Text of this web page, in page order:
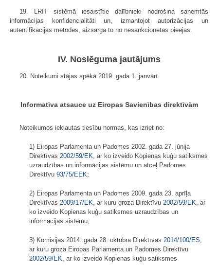
19. LRIT sistēmā iesaistītie dalībnieki nodrošina saņemtās
informācijas konfidencialitāti un, izmantojot autorizācijas un
autentifikācijas metodes, aizsargā to no nesankcionētas pieejas.
IV. Noslēguma jautājums
20. Noteikumi stājas spēkā 2019. gada 1. janvārī.
Informatīva atsauce uz Eiropas Savienības direktīvām
Noteikumos iekļautas tiesību normas, kas izriet no:
1) Eiropas Parlamenta un Padomes 2002. gada 27. jūnija
Direktīvas 2002/59/EK , ar ko izveido Kopienas kuģu satiksmes
uzraudzības un informācijas sistēmu un atceļ Padomes
Direktīvu 93/75/EEK;
2) Eiropas Parlamenta un Padomes 2009. gada 23. aprīļa
Direktīvas 2009/17/EK , ar kuru groza Direktīvu 2002/59/EK , ar
ko izveido Kopienas kuģu satiksmes uzraudzības un
informācijas sistēmu;
3) Komisijas 2014. gada 28. oktobra Direktīvas 2014/100/ES
ar kuru groza Eiropas Parlamenta un Padomes Direktīvu
2002/59/EK , ar ko izveido Kopienas kuģu satiksmes